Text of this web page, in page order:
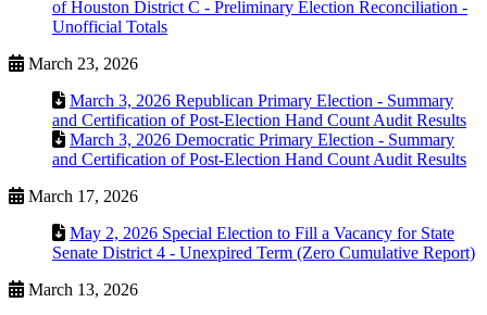
of Houston District C - Preliminary Election Reconciliation -
Unofficial Totals
March 23, 2026
March 3, 2026 Republican Primary Election - Summary
and Certification of Post-Election Hand Count Audit Results
March 3, 2026 Democratic Primary Election - Summary
and Certification of Post-Election Hand Count Audit Results
March 17, 2026
May 2, 2026 Special Election to Fill a Vacancy for State
Senate District 4 - Unexpired Term (Zero Cumulative Report)
March 13, 2026